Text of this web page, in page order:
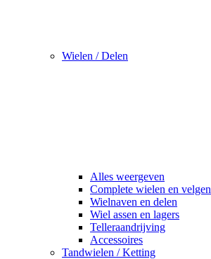
Wielen / Delen
Alles weergeven
Complete wielen en velgen
Wielnaven en delen
Wiel assen en lagers
Telleraandrijving
Accessoires
Tandwielen / Ketting